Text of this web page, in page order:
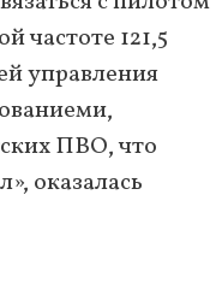
частоте 121,5
управления
ПВО, что
оказалась